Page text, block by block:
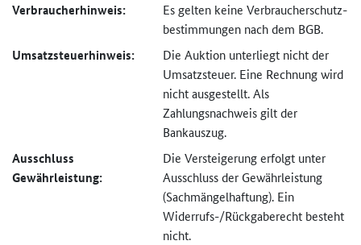
Verbraucher­hinweis:
Es gelten keine Verbraucher­schutz­
bestimmungen nach dem BGB.
Umsatzsteuer­hinweis:
Die Auktion unterliegt nicht der
Umsatzsteuer. Eine Rechnung wird
nicht ausgestellt. Als
Zahlungsnachweis gilt der
Bankauszug.
Ausschluss
Gewährleistung:
Die Versteigerung erfolgt unter
Ausschluss der Gewährleistung
(Sachmängel­haftung). Ein
Widerrufs-/Rückgaberecht besteht
nicht.